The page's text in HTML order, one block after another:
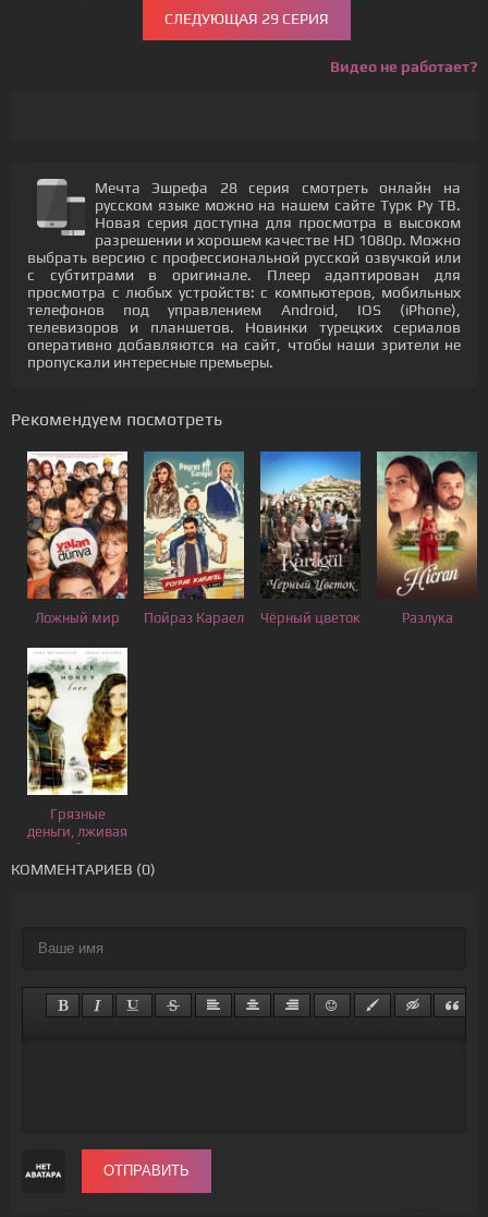
СЛЕДУЮЩАЯ 29 СЕРИЯ
Видео не работает?
Мечта Эшрефа 28 серия смотреть онлайн на
русском языке можно на нашем сайте Турк Ру ТВ.
Новая серия доступна для просмотра в высоком
разрешении и хорошем качестве HD 1080p. Можно
выбрать версию с профессиональной русской озвучкой или
с субтитрами в оригинале. Плеер адаптирован для
просмотра с любых устройств: с компьютеров, мобильных
телефонов под управлением Android, IOS (iPhone),
телевизоров и планшетов. Новинки турецких сериалов
оперативно добавляются на сайт, чтобы наши зрители не
пропускали интересные премьеры.
Рекомендуем посмотреть
Ложный мир Пойраз Караел Чёрный цветок Разлука
Грязные
деньги, лживая
любовь
КОММЕНТАРИЕВ (0)
ОТПРАВИТЬ